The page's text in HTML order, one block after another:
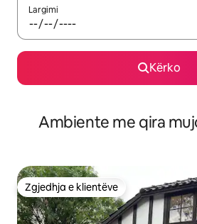
Largimi
Kërko
Ambiente me qira
Zgjedhja e klientëve
Zgjedhja e klientëve